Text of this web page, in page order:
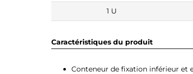
1 U
Caractéristiques du produit
Conteneur de fixation inférieur et